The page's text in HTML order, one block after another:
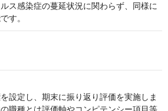
ス感染症の蔓延状況に関わらず、同様に
す。
設定し、期末に振り返り評価を実施しま
職種とは評価軸やコンピテンシー項目等